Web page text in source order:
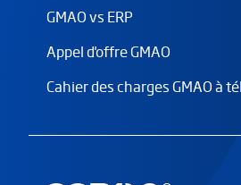
GMAO vs ERP
Appel d'offre GMAO
Cahier des charges GMAO à